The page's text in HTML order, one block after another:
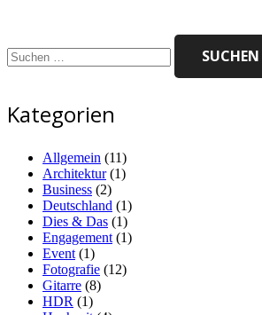
nach:
Kategorien
Allgemein (11)
Architektur(1)
Business (2)
Deutschland (1)
Dies & Das (1)
Engagement (1)
Event (1)
Fotografie (12)
Gitarre (8)
HDR (1)